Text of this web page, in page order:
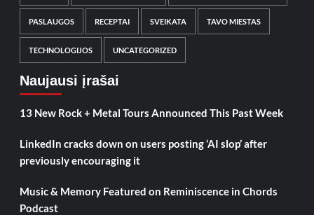
PASLAUGOS RECEPTAI SVEIKATA TAVO MIESTAS
TECHNOLOGIJOS UNCATEGORIZED
Naujausi įrašai
13 New Rock + Metal Tours Announced This Past Week
LinkedIn cracks down on users posting ‘AI slop’ after
previously encouraging it
Music & Memory Featured on Reminiscence in Chords
Podcast